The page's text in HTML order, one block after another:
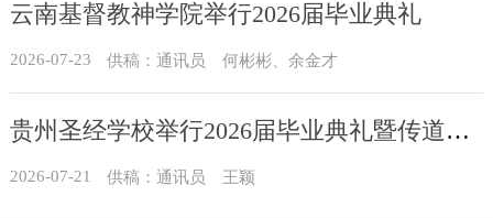
云南基督教神学院举行2026届毕业典礼
2026-07-23 供稿：通讯员 何彬彬、余金才
贵州圣经学校举行2026届毕业典礼暨传道员培训班结业典礼
2026-07-21 供稿：通讯员 王颖